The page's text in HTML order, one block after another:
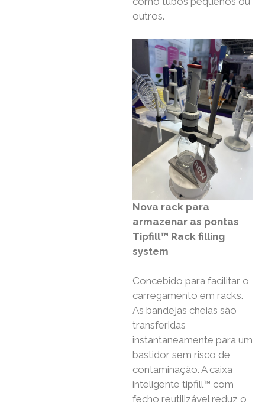
outros.
Nova rack para
armazenar as pontas
Tipfill™ Rack filling
system
Concebido para facilitar o
carregamento em racks.
As bandejas cheias são
transferidas
instantaneamente para um
bastidor sem risco de
contaminação. A caixa
inteligente tipfill™ com
fecho reutilizável reduz o